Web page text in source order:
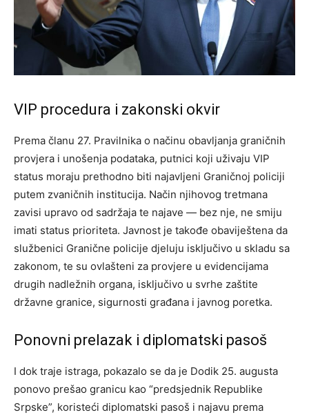
VIP procedura i zakonski okvir
Prema članu 27. Pravilnika o načinu obavljanja graničnih
provjera i unošenja podataka, putnici koji uživaju VIP
status moraju prethodno biti najavljeni Graničnoj policiji
putem zvaničnih institucija. Način njihovog tretmana
zavisi upravo od sadržaja te najave — bez nje, ne smiju
imati status prioriteta. Javnost je takođe obaviještena da
službenici Granične policije djeluju isključivo u skladu sa
zakonom, te su ovlašteni za provjere u evidencijama
drugih nadležnih organa, isključivo u svrhe zaštite
državne granice, sigurnosti građana i javnog poretka.
Ponovni prelazak i diplomatski pasoš
I dok traje istraga, pokazalo se da je Dodik 25. augusta
ponovo prešao granicu kao “predsjednik Republike
Srpske”, koristeći diplomatski pasoš i najavu prema